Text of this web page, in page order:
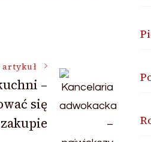
–
się